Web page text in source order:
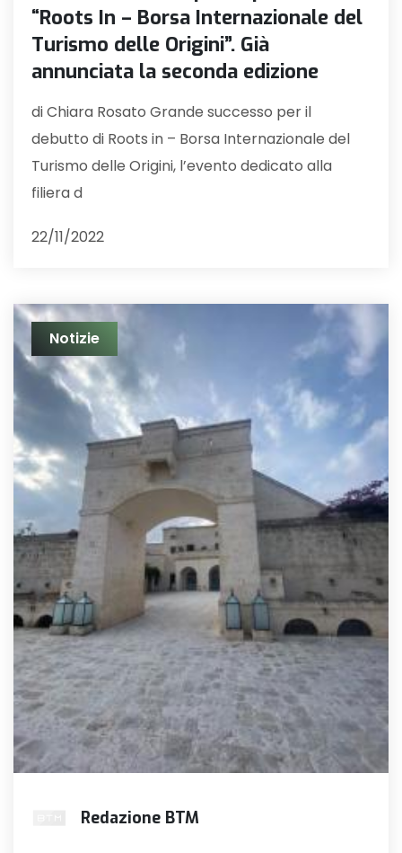
“Roots In – Borsa Internazionale del
Turismo delle Origini”. Già
annunciata la seconda edizione
di Chiara Rosato Grande successo per il
debutto di Roots in – Borsa Internazionale del
Turismo delle Origini, l’evento dedicato alla
filiera d
22/11/2022
Notizie
Redazione BTM